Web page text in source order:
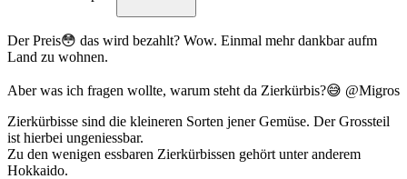
Der Preis😳 das wird bezahlt? Wow. Einmal mehr dankbar aufm
Land zu wohnen.
Aber was ich fragen wollte, warum steht da Zierkürbis?😅 @Migros
Zierkürbisse sind die kleineren Sorten jener Gemüse. Der Grossteil
ist hierbei ungeniessbar.
Zu den wenigen essbaren Zierkürbissen gehört unter anderem
Hokkaido.